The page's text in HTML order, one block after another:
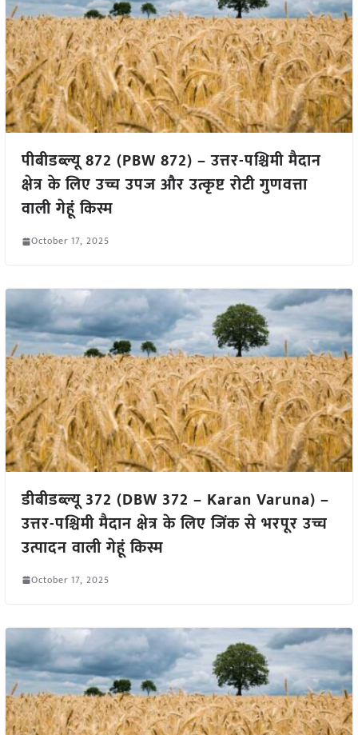
पीबीडब्ल्यू 872 (PBW 872) – उत्तर-पश्चिमी मैदान
क्षेत्र के लिए उच्च उपज और उत्कृष्ट रोटी गुणवत्ता
वाली गेहूं किस्म
October 17, 2025
डीबीडब्ल्यू 372 (DBW 372 – Karan Varuna) –
उत्तर-पश्चिमी मैदान क्षेत्र के लिए जिंक से भरपूर उच्च
उत्पादन वाली गेहूं किस्म
October 17, 2025